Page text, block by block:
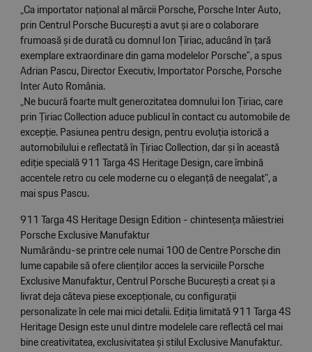
„Ca importator național al mărcii Porsche, Porsche Inter Auto,
prin Centrul Porsche București a avut și are o colaborare
frumoasă și de durată cu domnul Ion Țiriac, aducând în țară
exemplare extraordinare din gama modelelor Porsche”, a spus
Adrian Pascu, Director Executiv, Importator Porsche, Porsche
Inter Auto România.
„Ne bucură foarte mult generozitatea domnului Ion Țiriac, care
prin Țiriac Collection aduce publicul în contact cu automobile de
excepție. Pasiunea pentru design, pentru evoluția istorică a
automobilului e reflectată în Țiriac Collection, dar și în această
ediție specială 911 Targa 4S Heritage Design, care îmbină
accentele retro cu cele moderne cu o eleganță de neegalat”, a
mai spus Pascu.
911 Targa 4S Heritage Design Edition - chintesența măiestriei
Porsche Exclusive Manufaktur
Numărându-se printre cele numai 100 de Centre Porsche din
lume capabile să ofere clienților acces la serviciile Porsche
Exclusive Manufaktur, Centrul Porsche București a creat și a
livrat deja câteva piese excepționale, cu configurații
personalizate în cele mai mici detalii. Ediția limitată 911 Targa 4S
Heritage Design este unul dintre modelele care reflectă cel mai
bine creativitatea, exclusivitatea și stilul Exclusive Manufaktur.